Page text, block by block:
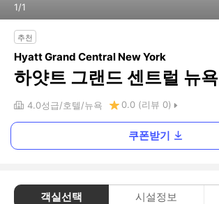
1/1
추천
Hyatt Grand Central New York
하얏트 그랜드 센트럴 뉴욕
4.0성급 호텔 뉴욕 0.0 (리뷰 0)
쿠폰받기
객실선택 시설정보